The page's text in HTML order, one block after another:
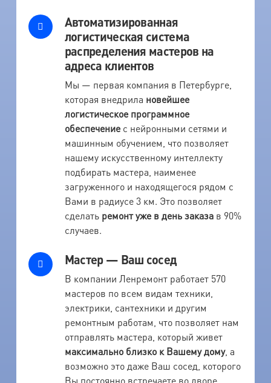
Автоматизированная
логистическая система
распределения мастеров на
адреса клиентов
Мы — первая компания в Петербурге,
которая внедрила новейшее
логистическое программное
обеспечениес нейронными сетями и
машинным обучением, что позволяет
нашему искусственному интеллекту
подбирать мастера, наименее
загруженного и находящегося рядом с
Вами в радиусе 3 км. Это позволяет
сделать ремонт уже в день заказав 90%
случаев.
Мастер — Ваш сосед
В компании Ленремонт работает 570
мастеров по всем видам техники,
электрики, сантехники и другим
ремонтным работам, что позволяет нам
отправлять мастера, который живет
максимально близко к Вашему дому, а
возможно это даже Ваш сосед, которого